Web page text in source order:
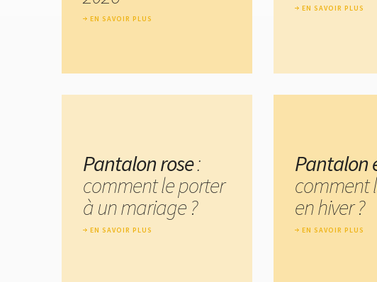
EN SAVOIR PLUS
EN SAVOIR PLUS
Pantalon rose:
comment le porter
à un mariage ?
EN SAVOIR PLUS
Pantalon
comment
en hiver ?
EN SAVOIR PLUS